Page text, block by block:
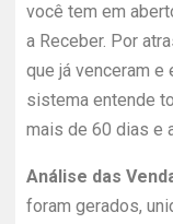
você tem em
a Receber. Por
que já venceram
sistema entende
mais de 60 dias e
Análise das
foram gerados,